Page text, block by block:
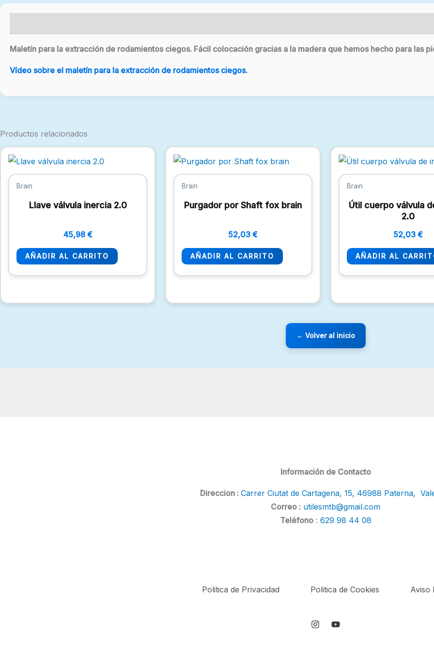
Maletín para la extracción de rodamientos ciegos. Fácil colocación gracias a la madera que hemos hecho para las
Vídeo sobre el maletín para la extracción de rodamientos ciegos.
Productos relacionados
Brain
Llave válvula inercia 2.0
45,98 €
AÑADIR AL CARRITO
Brain
Purgador por Shaft fox brain
52,03 €
AÑADIR AL CARRITO
Brain
Útil cuerpo válvula
2.0
52,03 €
AÑADIR AL
← Volver al inicio
Información de Contacto
Direccion : Carrer Ciutat de Cartagena, 15, 46988 Paterna,
Correo : utilesmtb@gmail.com
Teléfono: 629 98 44 08
Politica de Privacidad Politica de Cookies Aviso